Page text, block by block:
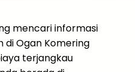
mencari informasi
di Ogan Komering
terjangkau